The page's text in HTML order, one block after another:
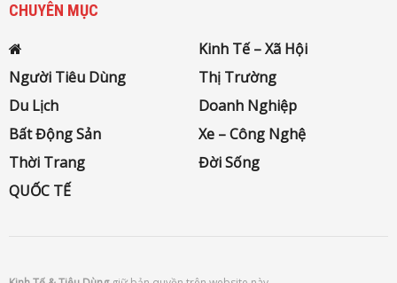
CHUYÊN MỤC
Kinh Tế – Xã Hội
Người Tiêu Dùng
Thị Trường
Du Lịch
Doanh Nghiệp
Bất Động Sản
Xe – Công Nghệ
Thời Trang
Đời Sống
QUỐC TẾ